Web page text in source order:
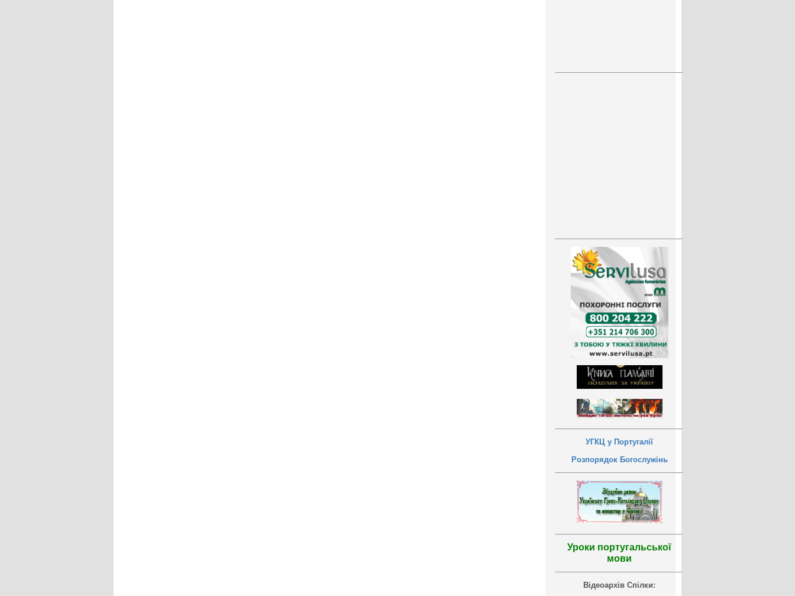
УГКЦ у Португалії
Розпорядок Богослужінь
Уроки португальської
мови
Відеоархів Спілки: